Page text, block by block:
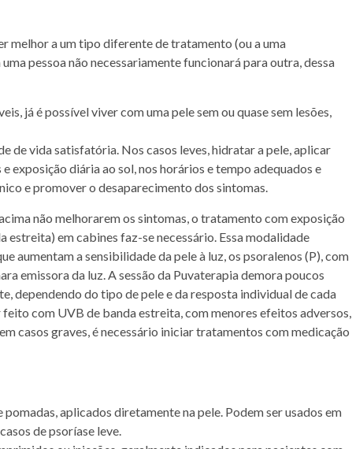
melhor a um tipo diferente de tratamento (ou a uma
pessoa não necessariamente funcionará para outra, dessa
já é possível viver com uma pele sem ou quase sem lesões,
de vida satisfatória. Nos casos leves, hidratar a pele, aplicar
exposição diária ao sol, nos horários e tempo adequados e
e promover o desaparecimento dos sintomas.
não melhorarem os sintomas, o tratamento com exposição
em cabines faz-se necessário. Essa modalidade
aumentam a sensibilidade da pele à luz, os psoralenos (P), com
emissora da luz. A sessão da Puvaterapia demora poucos
dependendo do tipo de pele e da resposta individual de cada
com UVB de banda estreita, com menores efeitos adversos,
casos graves, é necessário iniciar tratamentos com medicação
aplicados diretamente na pele. Podem ser usados em
de psoríase leve.